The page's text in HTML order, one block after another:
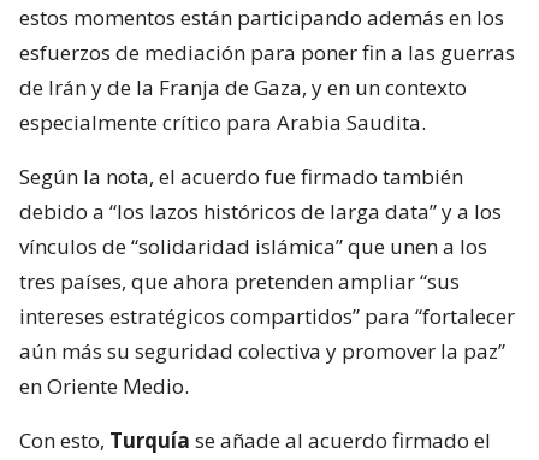
estos momentos están participando además en los
esfuerzos de mediación para poner fin a las guerras
de Irán y de la Franja de Gaza, y en un contexto
especialmente crítico para Arabia Saudita.
Según la nota, el acuerdo fue firmado también
debido a “los lazos históricos de larga data” y a los
vínculos de “solidaridad islámica” que unen a los
tres países, que ahora pretenden ampliar “sus
intereses estratégicos compartidos” para “fortalecer
aún más su seguridad colectiva y promover la paz”
en Oriente Medio.
Con esto, Turquía se añade al acuerdo firmado el